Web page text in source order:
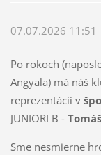
07.07.2026 11:51
Po rokoch
Angyala) má náš
reprezentácii v
JUNIORI B -
Sme nesmierne